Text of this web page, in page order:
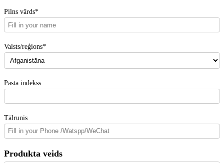
Pilns vārds*
Valsts/reģions*
Pasta indekss
Tālrunis
Produkta veids